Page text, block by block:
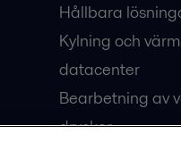
Hållbara
Kylning och
datacenter
Bearbetning av
drycker